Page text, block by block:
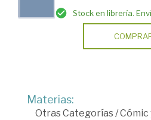
Stock en librería.
Materias:
Otras Categorías /Cómic